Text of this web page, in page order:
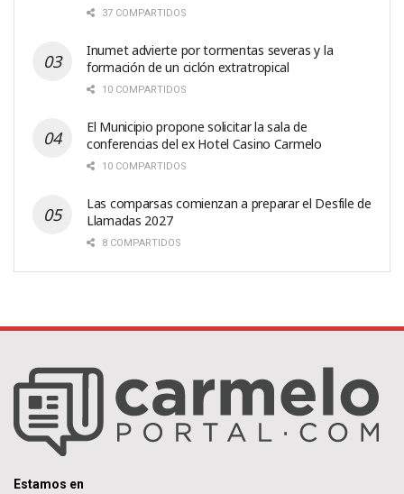
37 COMPARTIDOS
Inumet advierte por tormentas severas y la
formación de un ciclón extratropical
10 COMPARTIDOS
El Municipio propone solicitar la sala de
conferencias del ex Hotel Casino Carmelo
10 COMPARTIDOS
Las comparsas comienzan a preparar el Desfile de
Llamadas 2027
8 COMPARTIDOS
Estamos en